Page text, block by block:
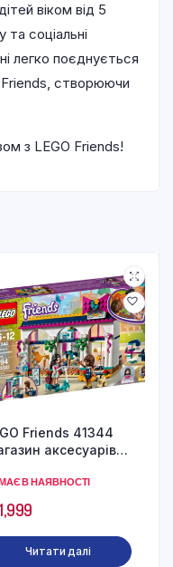
віком від 5
та соціальні
легко поєднується
Friends, створюючи
з LEGO Friends!
Friends 41344
аксесуарів
В НАЯВНОСТІ
Читати далі